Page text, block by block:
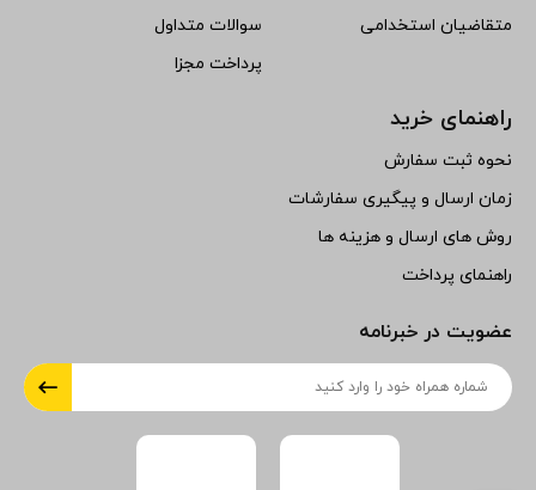
متقاضیان استخدامی
سوالات متداول
پرداخت مجزا
راهنمای خرید
نحوه ثبت سفارش
زمان ارسال و پیگیری سفارشات
روش های ارسال و هزینه ها
راهنمای پرداخت
عضویت در خبرنامه